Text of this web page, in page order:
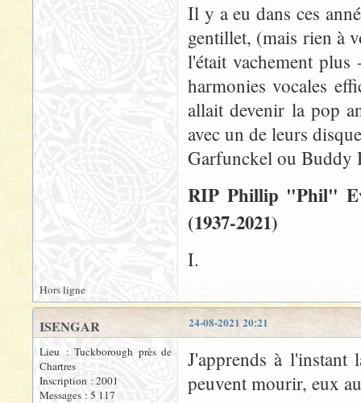
Il y a eu dans ces
gentillet, (mais rien à
l'était vachement
harmonies vocales
allait devenir la pop
avec un de leurs
Garfunckel ou
RIP Phillip "Phil"
(1937-2021)
I.
Hors ligne
24-08-2021 20:21
ISENGAR
Lieu : Tuckborough près de
Chartres
Inscription : 2001
Messages : 5 117
J'apprends à
peuvent mourir, eux